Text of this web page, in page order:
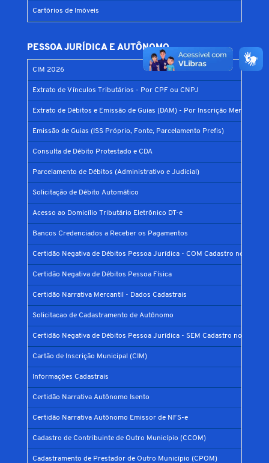
Cartórios de Imóveis
PESSOA JURÍDICA E AUTÔNOMO
CIM 2026
Extrato de Vínculos Tributários - Por CPF ou CNPJ
Extrato de Débitos e Emissão de Guias (DAM) - Por Inscrição Mercantil
Emissão de Guias (ISS Próprio, Fonte, Parcelamento Prefis)
Consulta de Débito Protestado e CDA
Parcelamento de Débitos (Administrativo e Judicial)
Solicitação de Débito Automático
Acesso ao Domicílio Tributário Eletrônico DT-e
Bancos Credenciados a Receber os Pagamentos
Certidão Negativa de Débitos Pessoa Jurídica - COM Cadastro no
Certidão Negativa de Débitos Pessoa Física
Certidão Narrativa Mercantil - Dados Cadastrais
Solicitacao de Cadastramento de Autônomo
Certidão Negativa de Débitos Pessoa Jurídica - SEM Cadastro no
Cartão de Inscrição Municipal (CIM)
Informações Cadastrais
Certidão Narrativa Autônomo Isento
Certidão Narrativa Autônomo Emissor de NFS-e
Cadastro de Contribuinte de Outro Município (CCOM)
Cadastramento de Prestador de Outro Município (CPOM)